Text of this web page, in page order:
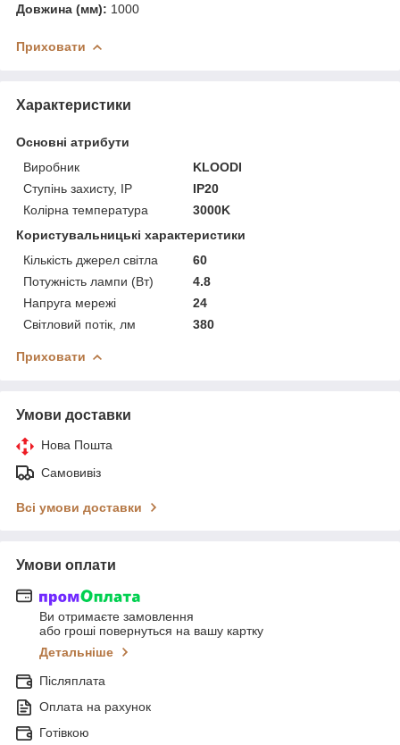
Довжина (мм): 1000
Приховати
Характеристики
Основні атрибути
Виробник
KLOODI
Ступінь захисту, IP
IP20
Колірна температура
3000K
Користувальницькі характеристики
Кількість джерел світла
60
Потужність лампи (Вт)
4.8
Напруга мережі
24
Світловий потік, лм
380
Приховати
Умови доставки
Нова Пошта
Самовивіз
Всі умови доставки
Умови оплати
Ви отримаєте замовлення
або гроші повернуться на вашу картку
Детальніше
Післяплата
Оплата на рахунок
Готівкою